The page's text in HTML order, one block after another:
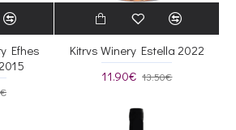
Efhes
Kitrvs Winery Estella 2022
11.90€ 13.50€